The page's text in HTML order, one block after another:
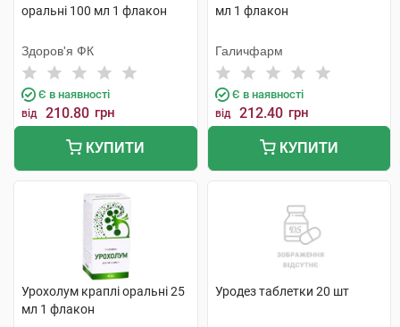
оральні 100 мл 1 флакон
Здоров'я ФК
Є в наявності
від 210.80 грн
КУПИТИ
мл 1 флакон
Галичфарм
Є в наявності
від 212.40 грн
КУПИТИ
Урохолум краплі оральні 25
мл 1 флакон
Уродез таблетки 20 шт